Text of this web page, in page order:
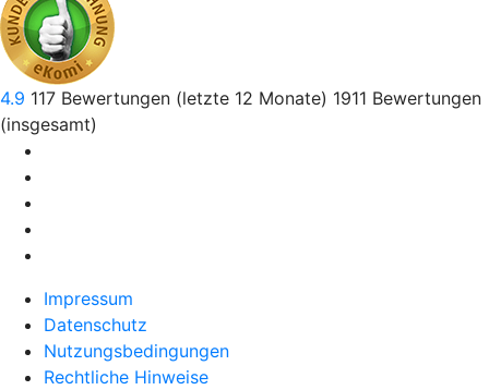
4.9 117 Bewertungen (letzte 12 Monate) 1911 Bewertungen
(insgesamt)
Impressum
Datenschutz
Nutzungsbedingungen
Rechtliche Hinweise